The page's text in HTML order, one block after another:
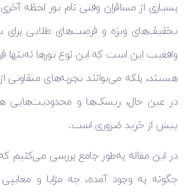
بسیاری از مسافران وقتی نام تور لحظه
تخفیف‌های ویژه و فرصت‌های طلایی برای
واقعیت این است که این نوع تورها نه‌تنها
هستند، بلکه می‌توانند تجربه‌های متفاوتی از
در عین حال، ریسک‌ها و محدودیت‌هایی
پیش از خرید ضروری است.
در این مقاله به‌طور جامع بررسی می‌کنیم
چگونه به وجود آمده، چه مزایا و معایبی